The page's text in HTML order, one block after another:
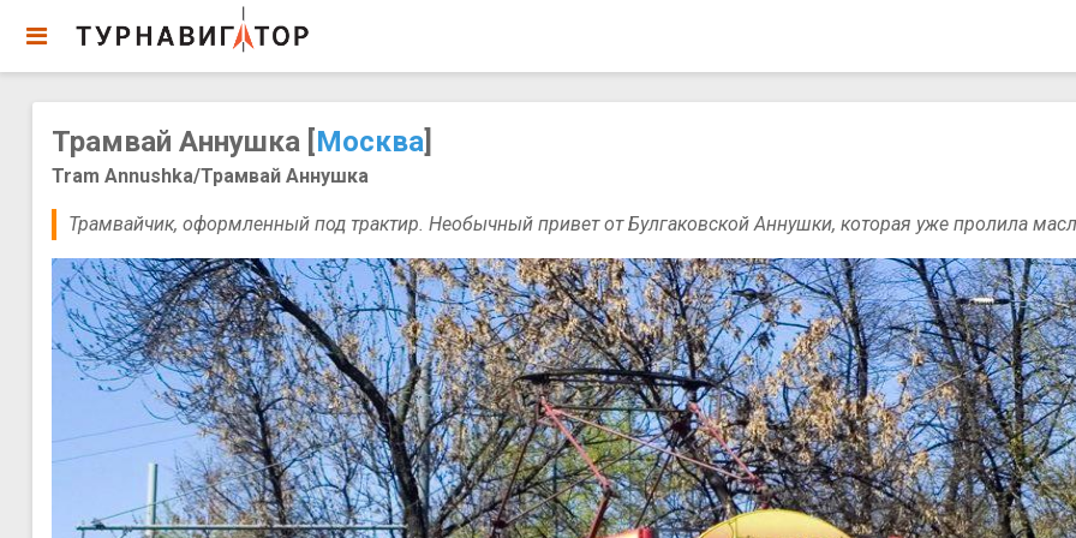
Трамвай Аннушка [Москва]
Tram Annushka/Трамвай Аннушка
Трамвайчик, оформленный под трактир. Необычный привет от Булгаковской Аннушки, которая уже пролила